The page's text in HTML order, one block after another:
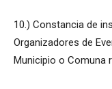
10.) Constancia de
Organizadores de
Municipio o Comuna